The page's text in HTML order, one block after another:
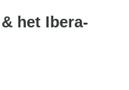
het Ibera-